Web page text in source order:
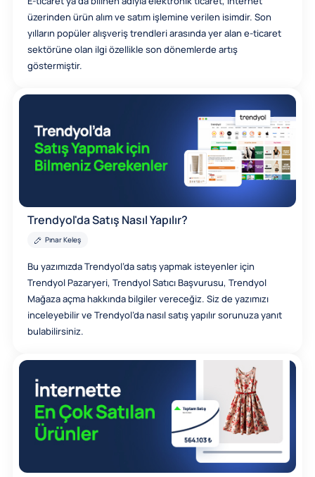
üzerinden ürün alım ve satım işlemine verilen isimdir. Son
yılların popüler alışveriş trendleri arasında yer alan e-ticaret
sektörüne olan ilgi özellikle son dönemlerde artış
göstermiştir.
Trendyol'da Satış Nasıl Yapılır?
Pınar Keleş
Bu yazımızda Trendyol’da satış yapmak isteyenler için
Trendyol Pazaryeri, Trendyol Satıcı Başvurusu, Trendyol
Mağaza açma hakkında bilgiler vereceğiz. Siz de yazımızı
inceleyebilir ve Trendyol’da nasıl satış yapılır sorunuza yanıt
bulabilirsiniz.